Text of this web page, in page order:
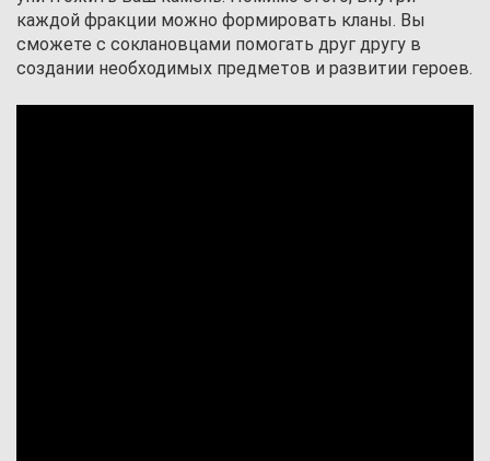
каждой фракции можно формировать кланы. Вы
сможете с соклановцами помогать друг другу в
создании необходимых предметов и развитии героев.